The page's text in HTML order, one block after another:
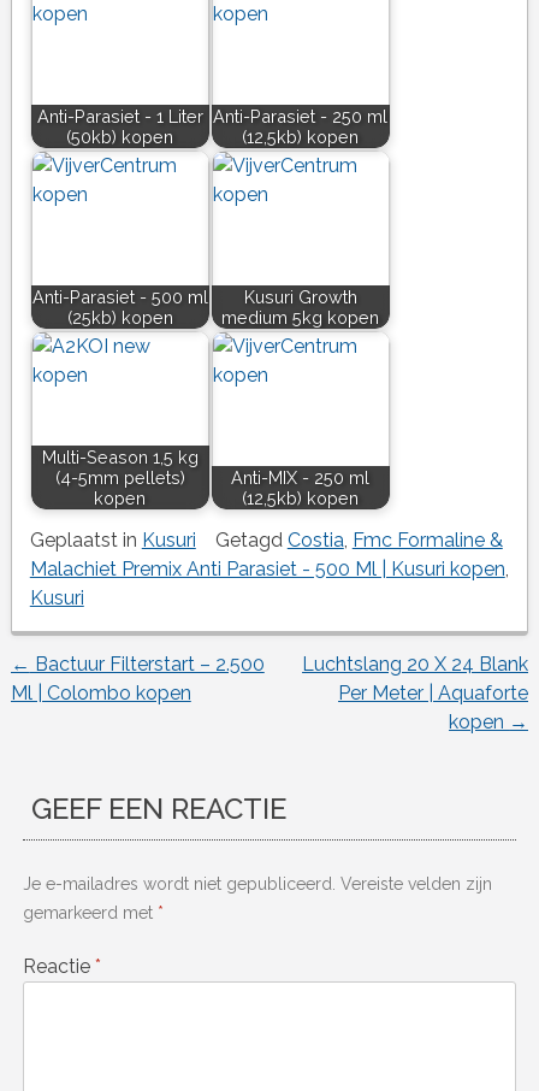
Anti-Parasiet - 1 Liter
(50kb) kopen
Anti-Parasiet - 250 ml
(12,5kb) kopen
Anti-Parasiet - 500 ml
(25kb) kopen
Kusuri Growth
medium 5kg kopen
Multi-Season 1,5 kg
(4-5mm pellets)
kopen
Anti-MIX - 250 ml
(12,5kb) kopen
Geplaatst in Kusuri Getagd Costia Fmc Formaline &
Malachiet Premix Anti Parasiet - 500 Ml | Kusuri kopen
Kusuri
Berichtnavigatie
← Bactuur Filterstart – 2.500
Ml | Colombo kopen
Luchtslang 20 X 24 Blank
Per Meter | Aquaforte
kopen →
GEEF EEN REACTIE
Je e-mailadres wordt niet gepubliceerd. Vereiste velden zijn
gemarkeerd met *
Reactie *